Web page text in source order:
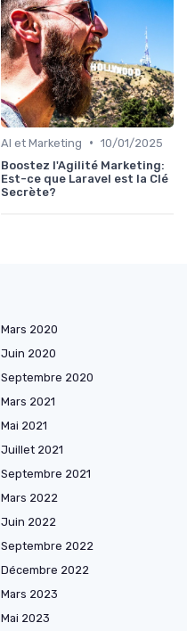
AI et Marketing • 10/01/2025
Boostez l'Agilité Marketing:
Est-ce que Laravel est la Clé
Secrète?
Mars 2020
Juin 2020
Septembre 2020
Mars 2021
Mai 2021
Juillet 2021
Septembre 2021
Mars 2022
Juin 2022
Septembre 2022
Décembre 2022
Mars 2023
Mai 2023